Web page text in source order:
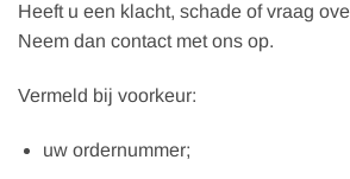
Heeft u een klacht, schade of vraag
Neem dan contact met ons op.
Vermeld bij voorkeur:
uw ordernummer;